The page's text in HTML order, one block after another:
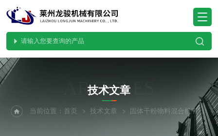
ARTICLES
技术文章
当前位置：首页 技术文章 固体干粉物料混合机有哪些性能